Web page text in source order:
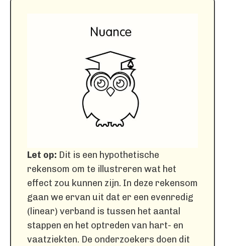
Let op: Dit is een hypothetische
rekensom om te illustreren wat het
effect zou kunnen zijn. In deze rekensom
gaan we ervan uit dat er een evenredig
(linear) verband is tussen het aantal
stappen en het optreden van hart- en
vaatziekten. De onderzoekers doen dit